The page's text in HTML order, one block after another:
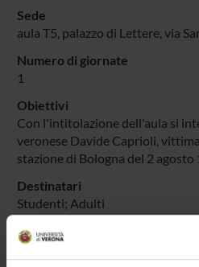
Sede
aula T5, palazzo di Lettere, via
Numero di giornate
1
Obiettivi
Con l'intitolazione dell'aula si
veronese Davide Caprioli,
stazione di Bologna del 2 agosto
Destinatari
Studenti; Adulti
Categoria prevalente
Organizzazione di concerti,